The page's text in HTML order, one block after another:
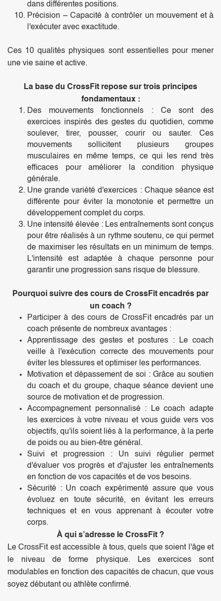
dans différentes positions.
Précision – Capacité à contrôler un mouvement et à
l'exécuter avec exactitude.
Ces 10 qualités physiques sont essentielles pour mener
une vie saine et active.
La base du CrossFit repose sur trois principes
fondamentaux :
Des mouvements fonctionnels : Ce sont des
exercices inspirés des gestes du quotidien, comme
soulever, tirer, pousser, courir ou sauter. Ces
mouvements sollicitent plusieurs groupes
musculaires en même temps, ce qui les rend très
efficaces pour améliorer la condition physique
générale.
Une grande variété d'exercices : Chaque séance est
différente pour éviter la monotonie et permettre un
développement complet du corps.
Une intensité élevée : Les entraînements sont conçus
pour être réalisés à un rythme soutenu, ce qui permet
de maximiser les résultats en un minimum de temps.
L'intensité est adaptée à chaque personne pour
garantir une progression sans risque de blessure.
Pourquoi suivre des cours de CrossFit encadrés par
un coach ?
Participer à des cours de CrossFit encadrés par un
coach présente de nombreux avantages :
Apprentissage des gestes et postures : Le coach
veille à l'exécution correcte des mouvements pour
éviter les blessures et optimiser les performances.
Motivation et dépassement de soi : Grâce au soutien
du coach et du groupe, chaque séance devient une
source de motivation et de progression.
Accompagnement personnalisé : Le coach adapte
les exercices à votre niveau et vous guide vers vos
objectifs, qu'ils soient liés à la performance, à la perte
de poids ou au bien-être général.
Suivi et progression : Un suivi régulier permet
d'évaluer vos progrès et d'ajuster les entraînements
en fonction de vos capacités et de vos besoins.
Sécurité : Un coach expérimenté assure que vous
évoluez en toute sécurité, en évitant les erreurs
techniques et en vous apprenant à écouter votre
corps.
À qui s’adresse le CrossFit ?
Le CrossFit est accessible à tous, quels que soient l'âge et
le niveau de forme physique. Les exercices sont
modulables en fonction des capacités de chacun, que vous
soyez débutant ou athlète confirmé.